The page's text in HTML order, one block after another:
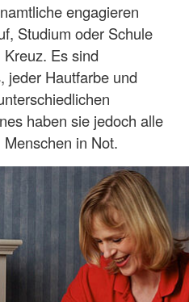
engagieren
Studium oder Schule
Es sind
jeder Hautfarbe und
haben sie jedoch alle
in Not.